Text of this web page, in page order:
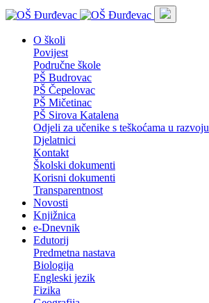
O školi
Povijest
Područne škole
PŠ Budrovac
PŠ Čepelovac
PŠ Mičetinac
PŠ Sirova Katalena
Odjeli za učenike s teškoćama u razvoju
Djelatnici
Kontakt
Školski dokumenti
Korisni dokumenti
Transparentnost
Novosti
Knjižnica
e-Dnevnik
Edutorij
Predmetna nastava
Biologija
Engleski jezik
Fizika